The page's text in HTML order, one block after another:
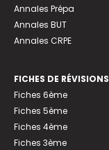
Annales Prépa
Annales BUT
Annales CRPE
FICHES DE RÉVISIONS
Fiches 6ème
Fiches 5ème
Fiches 4ème
Fiches 3ème